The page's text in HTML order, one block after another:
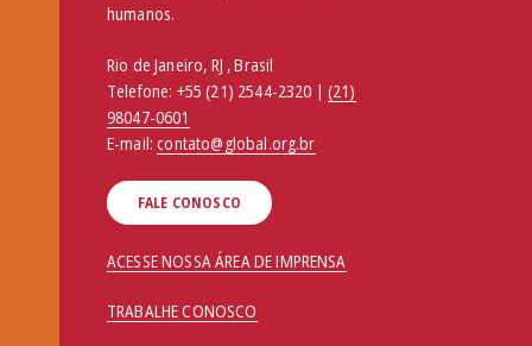
humanos.
Rio de Janeiro, RJ , Brasil
Telefone: +55 (21) 2544-2320 | (21)
98047-0601
E-mail:contato@global.org.br
FALE CONOSCO
ACESSE NOSSA ÁREA DE IMPRENSA
TRABALHE CONOSCO